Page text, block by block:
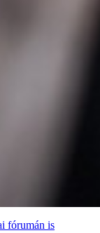
fórumán is